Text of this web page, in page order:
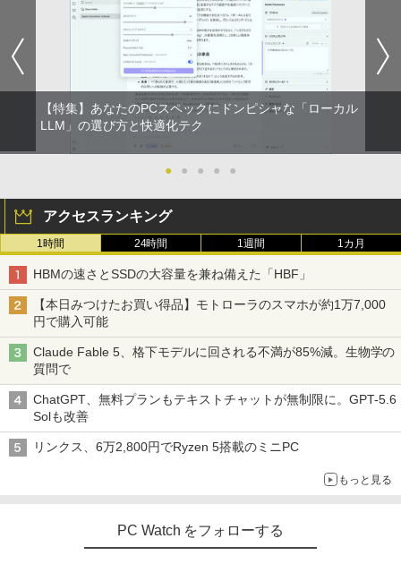
【特集】あなたのPCスペックにドンピシャな「ローカル
LLM」の選び方と快適化テク
● ● ● ● ●
アクセスランキング
1時間 24時間 1週間 1カ月
HBMの速さとSSDの大容量を兼ね備えた「HBF」
【本日みつけたお買い得品】モトローラのスマホが約1万7,000
円で購入可能
Claude Fable 5、格下モデルに回される不満が85%減。生物学の
質問で
ChatGPT、無料プランもテキストチャットが無制限に。GPT-5.6
Solも改善
リンクス、6万2,800円でRyzen 5搭載のミニPC
もっと見る
PC Watch をフォローする